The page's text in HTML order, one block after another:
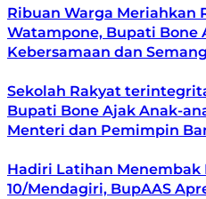
Ribuan Warga Meriahkan
Watampone, Bupati Bone
Kebersamaan dan
Sekolah Rakyat
Bupati Bone Ajak Anak-
Menteri dan Pemimpin
Hadiri Latihan Menembak
10/Mendagiri, BupAAS